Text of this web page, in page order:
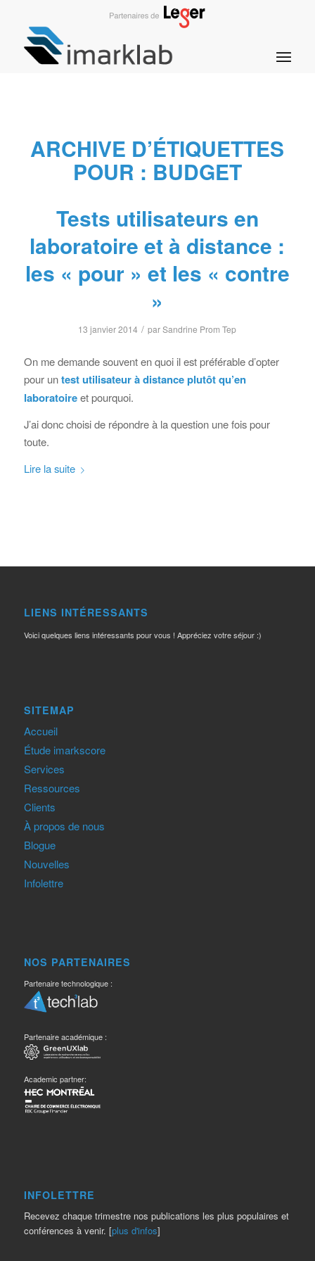
ARCHIVE D’ÉTIQUETTES
POUR : BUDGET
Tests utilisateurs en
laboratoire et à distance :
les « pour » et les « contre
»
13 janvier 2014 / parSandrine Prom Tep
On me demande souvent en quoi il est préférable d’opter
pour untest utilisateur à distance plutôt qu’en
laboratoireet pourquoi.
J’ai donc choisi de répondre à la question une fois pour
toute.
Lire la suite
LIENS INTÉRESSANTS
Voici quelques liens intéressants pour vous ! Appréciez votre séjour :)
SITEMAP
Accueil
Étude imarkscore
Services
Ressources
Clients
À propos de nous
Blogue
Nouvelles
Infolettre
NOS PARTENAIRES
Partenaire technologique :
Partenaire académique :
Academic partner:
INFOLETTRE
Recevez chaque trimestre nos publications les plus populaires et
conférences à venir. [plus d'infos]